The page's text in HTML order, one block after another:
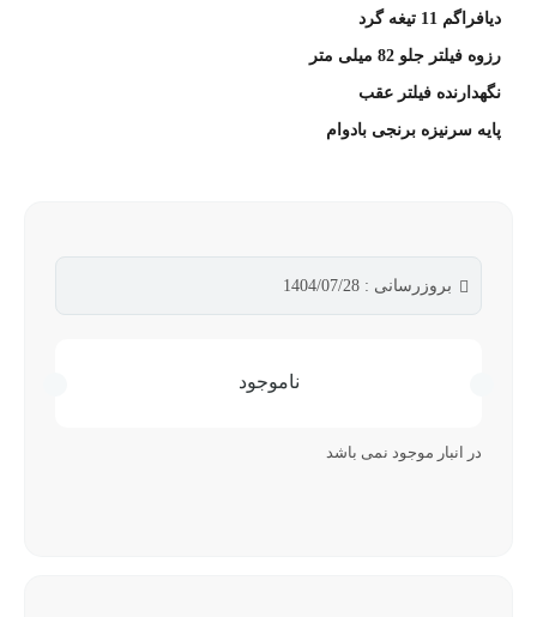
دیافراگم 11 تیغه گرد
رزوه فیلتر جلو 82 میلی متر
نگهدارنده فیلتر عقب
پایه سرنیزه برنجی بادوام
بروزرسانی : 1404/07/28
ناموجود
در انبار موجود نمی باشد